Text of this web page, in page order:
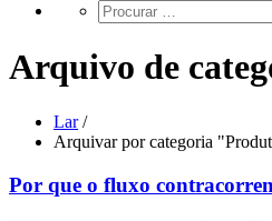
Arquivo de
Lar/
Arquivar por categoria
Por que o fluxo